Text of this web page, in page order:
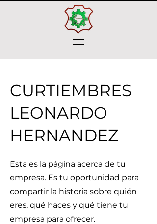
CURTIEMBRES
LEONARDO
HERNANDEZ
Esta es la página acerca de tu
empresa. Es tu oportunidad para
compartir la historia sobre quién
eres, qué haces y qué tiene tu
empresa para ofrecer.